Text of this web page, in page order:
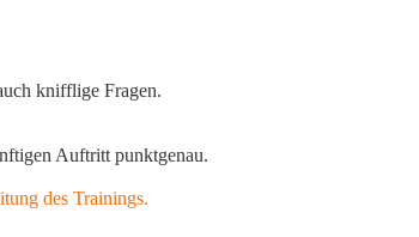
knifflige Fragen.
Auftritt punktgenau.
des Trainings.